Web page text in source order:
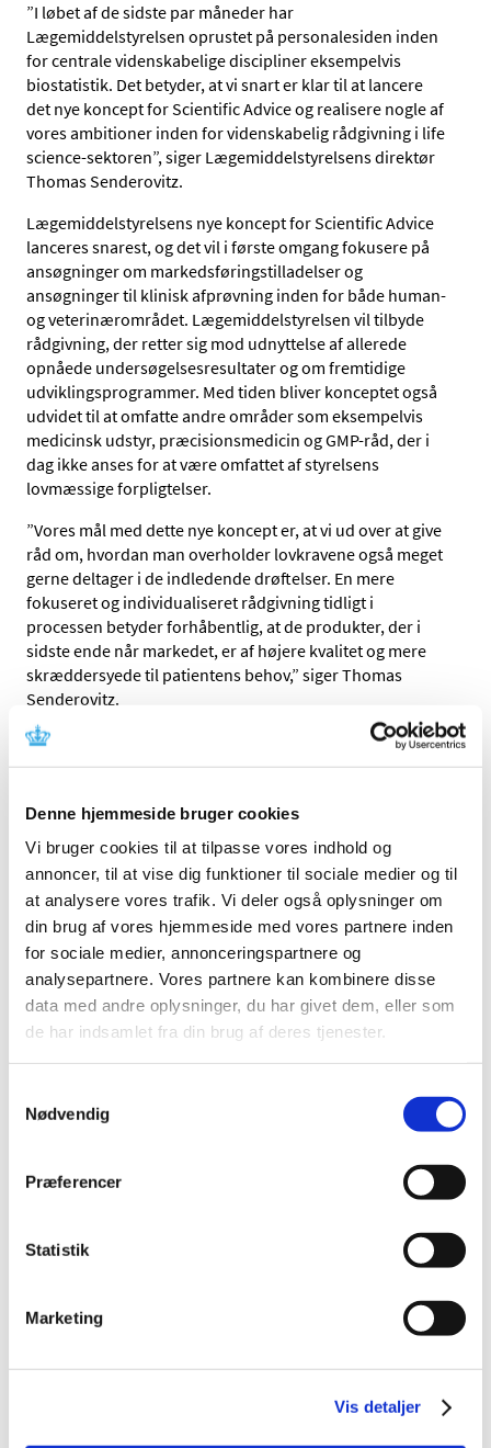
Denne hjemmeside bruger cookies
Vi bruger cookies til at tilpasse vores indhold og
annoncer, til at vise dig funktioner til sociale medier og til
at analysere vores trafik. Vi deler også oplysninger om
din brug af vores hjemmeside med vores partnere inden
for sociale medier, annonceringspartnere og
analysepartnere. Vores partnere kan kombinere disse
data med andre oplysninger, du har givet dem, eller som
de har indsamlet fra din brug af deres tjenester.
Nødvendig
Præferencer
Statistik
Marketing
Vis detaljer
”I løbet af de sidste par måneder har
Lægemiddelstyrelsen oprustet på personalesiden inden
for centrale videnskabelige discipliner eksempelvis
biostatistik. Det betyder, at vi snart er klar til at lancere
det nye koncept for Scientific Advice og realisere nogle af
vores ambitioner inden for videnskabelig rådgivning i life
science-sektoren”, siger Lægemiddelstyrelsens direktør
Thomas Senderovitz.
Lægemiddelstyrelsens nye koncept for Scientific Advice
lanceres snarest, og det vil i første omgang fokusere på
ansøgninger om markedsføringstilladelser og
ansøgninger til klinisk afprøvning inden for både human-
og veterinærområdet. Lægemiddelstyrelsen vil tilbyde
rådgivning, der retter sig mod udnyttelse af allerede
opnåede undersøgelsesresultater og om fremtidige
udviklingsprogrammer. Med tiden bliver konceptet også
udvidet til at omfatte andre områder som eksempelvis
medicinsk udstyr, præcisionsmedicin og GMP-råd, der i
dag ikke anses for at være omfattet af styrelsens
lovmæssige forpligtelser.
”Vores mål med dette nye koncept er, at vi ud over at give
råd om, hvordan man overholder lovkravene også meget
gerne deltager i de indledende drøftelser. En mere
fokuseret og individualiseret rådgivning tidligt i
processen betyder forhåbentlig, at de produkter, der i
sidste ende når markedet, er af højere kvalitet og mere
skræddersyede til patientens behov,” siger Thomas
Senderovitz.
Lægemiddelstyrelsen har i øjeblikket
ekspertise til at rådgive inden for
følgende områder:
Biostatistik
CMC / Farmaceutiske problemer, herunder
Kliniske forsøgsprotokoller, herunder
first in
Kliniske sikkerhed og effekt over en lang række
Prækliniske aspekter af udviklingsprogrammer
Lægemiddelovervågning (RMPs, PASS-
perspektiv til både MA-godkendelse og kliniske